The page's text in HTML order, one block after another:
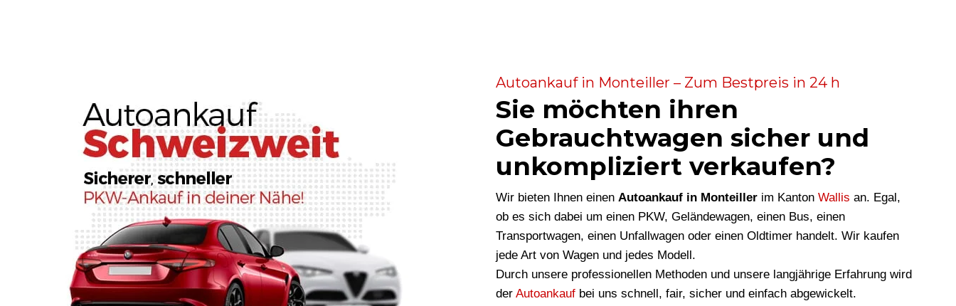
Autoankauf in Monteiller – Zum Bestpreis in 24 h
Sie möchten ihren
Gebrauchtwagen sicher und
unkompliziert verkaufen?
Wir bieten Ihnen einen Autoankauf in Monteiller im Kanton Wallis an. Egal,
ob es sich dabei um einen PKW, Geländewagen, einen Bus, einen
Transportwagen, einen Unfallwagen oder einen Oldtimer handelt. Wir kaufen
jede Art von Wagen und jedes Modell.
Durch unsere professionellen Methoden und unsere langjährige Erfahrung wird
der Autoankauf bei uns schnell, fair, sicher und einfach abgewickelt.